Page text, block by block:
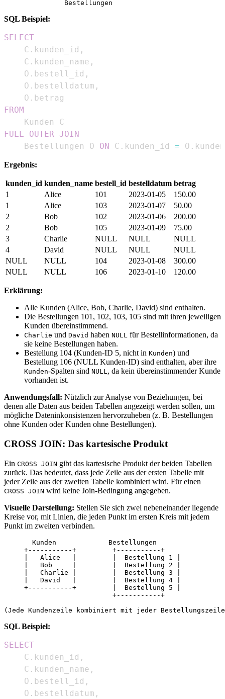
SQL Beispiel:
SELECT
    C
. kunden_id ,
    C
. kunden_name ,
    O
. bestell_id ,
    O
. bestelldatum ,
    O
.
FROM
FULL
OUTER JOIN
    Bestellungen O
ON C . kunden_id = O .
Ergebnis:
kunden_id kunden_name bestell_id bestelldatum betrag
1
Alice 101 2023-01-05
150.00
1
Alice 103 2023-01-07
50.00
2
Bob 102 2023-01-06
200.00
2
Bob 105 2023-01-09
75.00
3
Charlie NULL NULL
NULL
4
David NULL NULL
NULL
NULL
NULL 104 2023-01-08
300.00
NULL
NULL 106 2023-01-10 120.00
Erklärung:
Alle Kunden (Alice, Bob, Charlie, David) sind enthalten.
Die Bestellungen 101, 102, 103, 105 sind mit ihren jeweiligen
Kunden übereinstimmend.
Charlie und David haben NULL für Bestellinformationen, da
sie keine Bestellungen haben.
Bestellung 104 (Kunden-ID 5, nicht in Kunden) und
Bestellung 106 (NULL Kunden-ID) sind enthalten, aber ihre
Kunden-Spalten sind NULL, da kein übereinstimmender Kunde
vorhanden ist.
Anwendungsfall: Nützlich zur Analyse von Beziehungen, bei
denen alle Daten aus beiden Tabellen angezeigt werden sollen, um
mögliche Dateninkonsistenzen hervorzuheben (z. B. Bestellungen
ohne Kunden oder Kunden ohne Bestellungen).
CROSS JOIN: Das kartesische Produkt
Ein CROSS JOIN gibt das kartesische Produkt der beiden Tabellen
zurück. Das bedeutet, dass jede Zeile aus der ersten Tabelle mit
jeder Zeile aus der zweiten Tabelle kombiniert wird. Für einen
CROSS JOIN wird keine Join-Bedingung angegeben.
Visuelle Darstellung: Stellen Sie sich zwei nebeneinander liegende
Kreise vor, mit Linien, die jeden Punkt im ersten Kreis mit jedem
Punkt im zweiten verbinden.
       Kunden             Bestellungen
     +-----------+         +-----------+
     |   Alice   |         |  Bestellung 1 |
     |   Bob     |         |  Bestellung 2 |
     |   Charlie |         |  Bestellung 3 |
     |   David   |         |  Bestellung 4 |
     +-----------+         |  Bestellung 5 |
                           +-----------+
SQL Beispiel:
SELECT
    C
. kunden_id ,
    C
. kunden_name ,
    O
. bestell_id ,
    O
. bestelldatum ,